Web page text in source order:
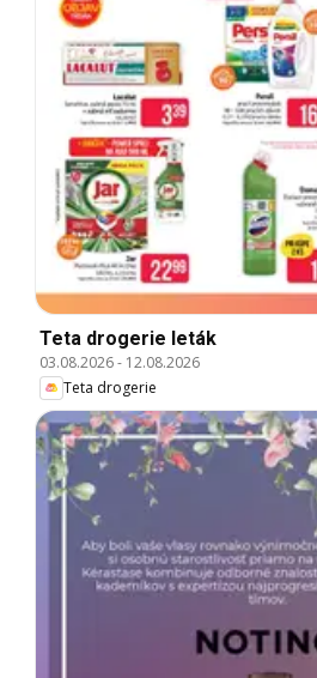
Teta drogerie leták
03.08.2026- 12.08.2026
Teta drogerie